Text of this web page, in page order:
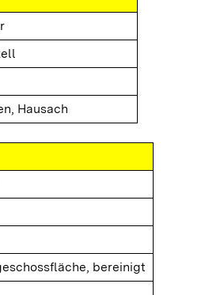
Hausach
bereinigt